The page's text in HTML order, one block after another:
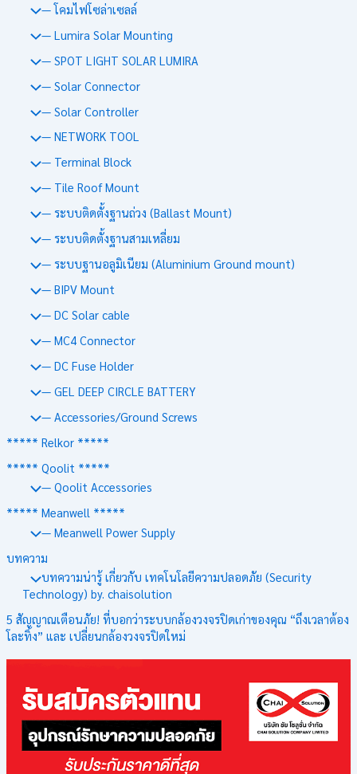
— โคมไฟโซล่าเซลล์
— Lumira Solar Mounting
— SPOT LIGHT SOLAR LUMIRA
— Solar Connector
— Solar Controller
— NETWORK TOOL
— Terminal Block
— Tile Roof Mount
— ระบบติดตั้งฐานถ่วง (Ballast Mount)
— ระบบติดตั้งฐานสามเหลี่ยม
— ระบบฐานอลูมิเนียม (Aluminium Ground mount)
— BIPV Mount
— DC Solar cable
— MC4 Connector
— DC Fuse Holder
— GEL DEEP CIRCLE BATTERY
— Accessories/Ground Screws
***** Relkor *****
***** Qoolit *****
— Qoolit Accessories
***** Meanwell *****
— Meanwell Power Supply
บทความ
บทความน่ารู้ เกี่ยวกับ เทคโนโลยีความปลอดภัย (Security
Technology) by. chaisolution
5 สัญญาณเตือนภัย! ที่บอกว่าระบบกล้องวงจรปิดเก่าของคุณ “ถึงเวลาต้อง
โละทิ้ง” และ เปลี่ยนกล้องวงจรปิดใหม่